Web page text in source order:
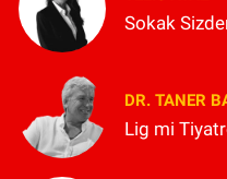
Sokak
DR. TANER
Lig mi